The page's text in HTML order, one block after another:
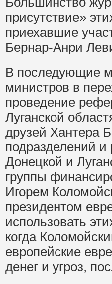
присутствие»
приехавшие
Бернар-Анри
В последующие
министров в
проведение
Луганской
друзей Хантера
подразделений и
Донецкой и
группы
Игорем
президентом
использовать
когда
европейские
денег и угроз,